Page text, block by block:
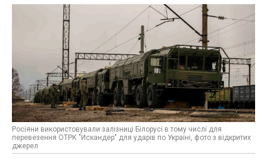
Росіяни використовували залізниці Білорусі в тому числі для
перевезення ОТРК "Искандер" для ударів по Україні, фото з відкритих
джерел